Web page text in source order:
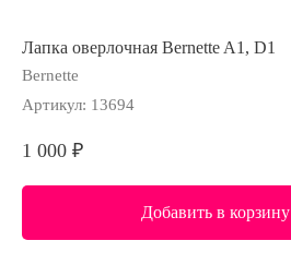
Лапка оверлочная Bernette A1, D1
Bernette
Артикул: 13694
1 000 ₽
Добавить в корзину